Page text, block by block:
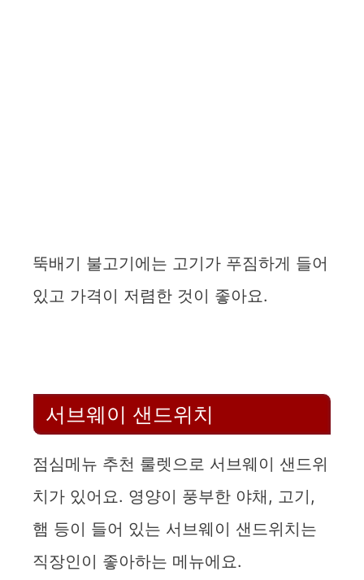
뚝배기 불고기에는 고기가 푸짐하게 들어
있고 가격이 저렴한 것이 좋아요.
서브웨이 샌드위치
점심메뉴 추천 룰렛으로 서브웨이 샌드위
치가 있어요. 영양이 풍부한 야채, 고기,
햄 등이 들어 있는 서브웨이 샌드위치는
직장인이 좋아하는 메뉴에요.